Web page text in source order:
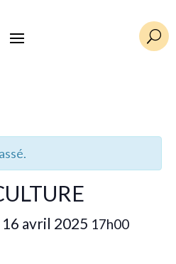
U
16 avril 2025 17h00